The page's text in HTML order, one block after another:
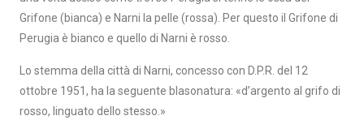
Grifone (bianca) e Narni la pelle (rossa). Per questo il Grifone di
Perugia è bianco e quello di Narni è rosso.
Lo stemma della città di Narni, concesso con D.P.R. del 12
ottobre 1951, ha la seguente blasonatura: «d’argento al grifo di
rosso, linguato dello stesso.»